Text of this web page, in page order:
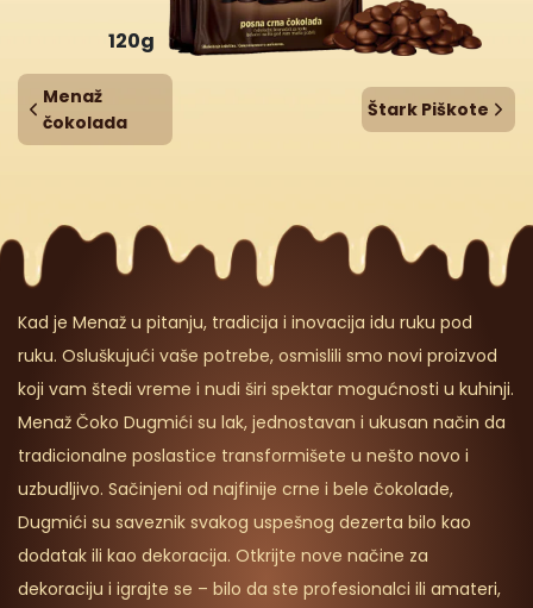
120g
Menaž
čokolada
Štark Piškote
Kad je Menaž u pitanju, tradicija i inovacija idu ruku pod
ruku. Osluškujući vaše potrebe, osmislili smo novi proizvod
koji vam štedi vreme i nudi širi spektar mogućnosti u kuhinji.
Menaž Čoko Dugmići su lak, jednostavan i ukusan način da
tradicionalne poslastice transformišete u nešto novo i
uzbudljivo. Sačinjeni od najfinije crne i bele čokolade,
Dugmići su saveznik svakog uspešnog dezerta bilo kao
dodatak ili kao dekoracija. Otkrijte nove načine za
dekoraciju i igrajte se – bilo da ste profesionalci ili amateri,